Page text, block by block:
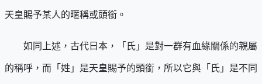
天皇賜予某人的暱稱或頭銜。
如同上述，古代日本，「氏」是對一群有血緣關係的親屬
的稱呼，而「姓」是天皇賜予的頭銜，所以它與「氏」是不同